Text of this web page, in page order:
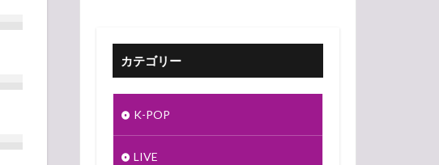
カテゴリー
K-POP
LIVE